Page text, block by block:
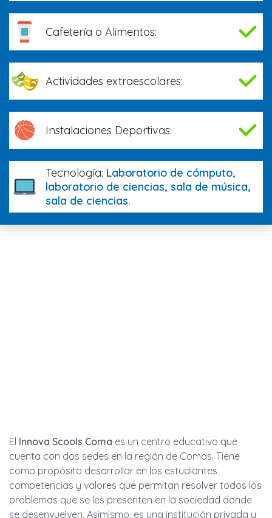
Cafetería o Alimentos:
Actividades extraescolares:
Instalaciones Deportivas:
Tecnología: Laboratorio de cómputo,
laboratorio de ciencias, sala de música,
sala de ciencias.
El Innova Scools Coma es un centro educativo que
cuenta con dos sedes en la región de Comas. Tiene
como propósito desarrollar en los estudiantes
competencias y valores que permitan resolver todos los
problemas que se les presenten en la sociedad donde
se desenvuelven. Asimismo, es una institución privada y